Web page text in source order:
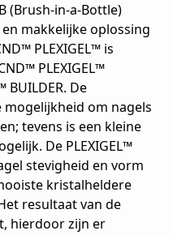
(Brush-in-a-Bottle)
makkelijke oplossing
PLEXIGEL™ is
PLEXIGEL™
BUILDER. De
mogelijkheid om nagels
tevens is een kleine
De PLEXIGEL™
stevigheid en vorm
kristalheldere
resultaat van de
hierdoor zijn er